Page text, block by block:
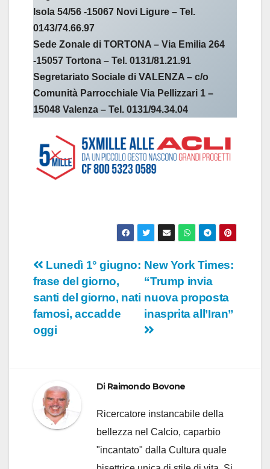
Isola 54/56 -15067 Novi Ligure – Tel.
0143/74.66.97
Sede Zonale di TORTONA – Via Emilia 264
-15057 Tortona – Tel. 0131/81.21.91
Segretariato Sociale di VALENZA – c/o
Comunità Parrocchiale Via Pellizzari 1 –
15048 Valenza – Tel. 0131/94.34.04
Navigazione
articoli
New York Times:
“Trump invia
nuova proposta
inasprita all’Iran”
Lunedì 1° giugno:
frase del giorno,
santi del giorno, nati
famosi, accadde
oggi
Di Raimondo Bovone
Ricercatore instancabile della
bellezza nel Calcio, caparbio
"incantato" dalla Cultura quale